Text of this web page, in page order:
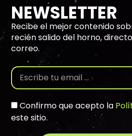
NEWSLETTER
Recibe el mejor contenido
recién salido del horno,
correo.
Confirmo que acepto la
este sitio.